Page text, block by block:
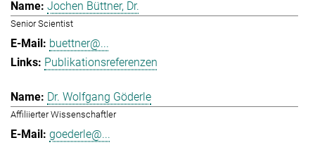
Jochen Büttner, Dr.
Senior Scientist
buettner@...
Publikationsreferenzen
Dr. Wolfgang Göderle
Affiliierter Wissenschaftler
goederle@...